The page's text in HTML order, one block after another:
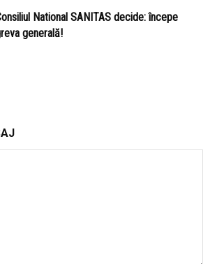
National SANITAS decide: începe
generală!